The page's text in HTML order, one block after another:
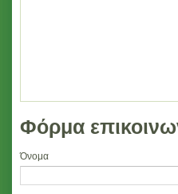
Φόρμα
Όνομα